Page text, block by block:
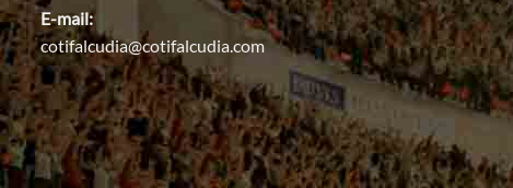
E-mail:
cotifalcudia@cotifalcudia.com